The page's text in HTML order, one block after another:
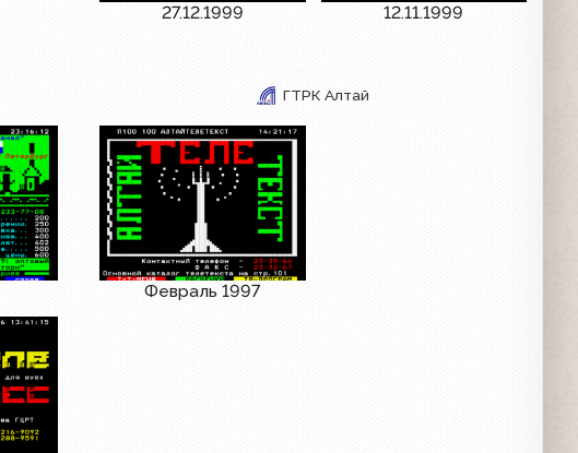
27.12.1999 12.11.1999
ГТРК Алтай
Февраль 1997